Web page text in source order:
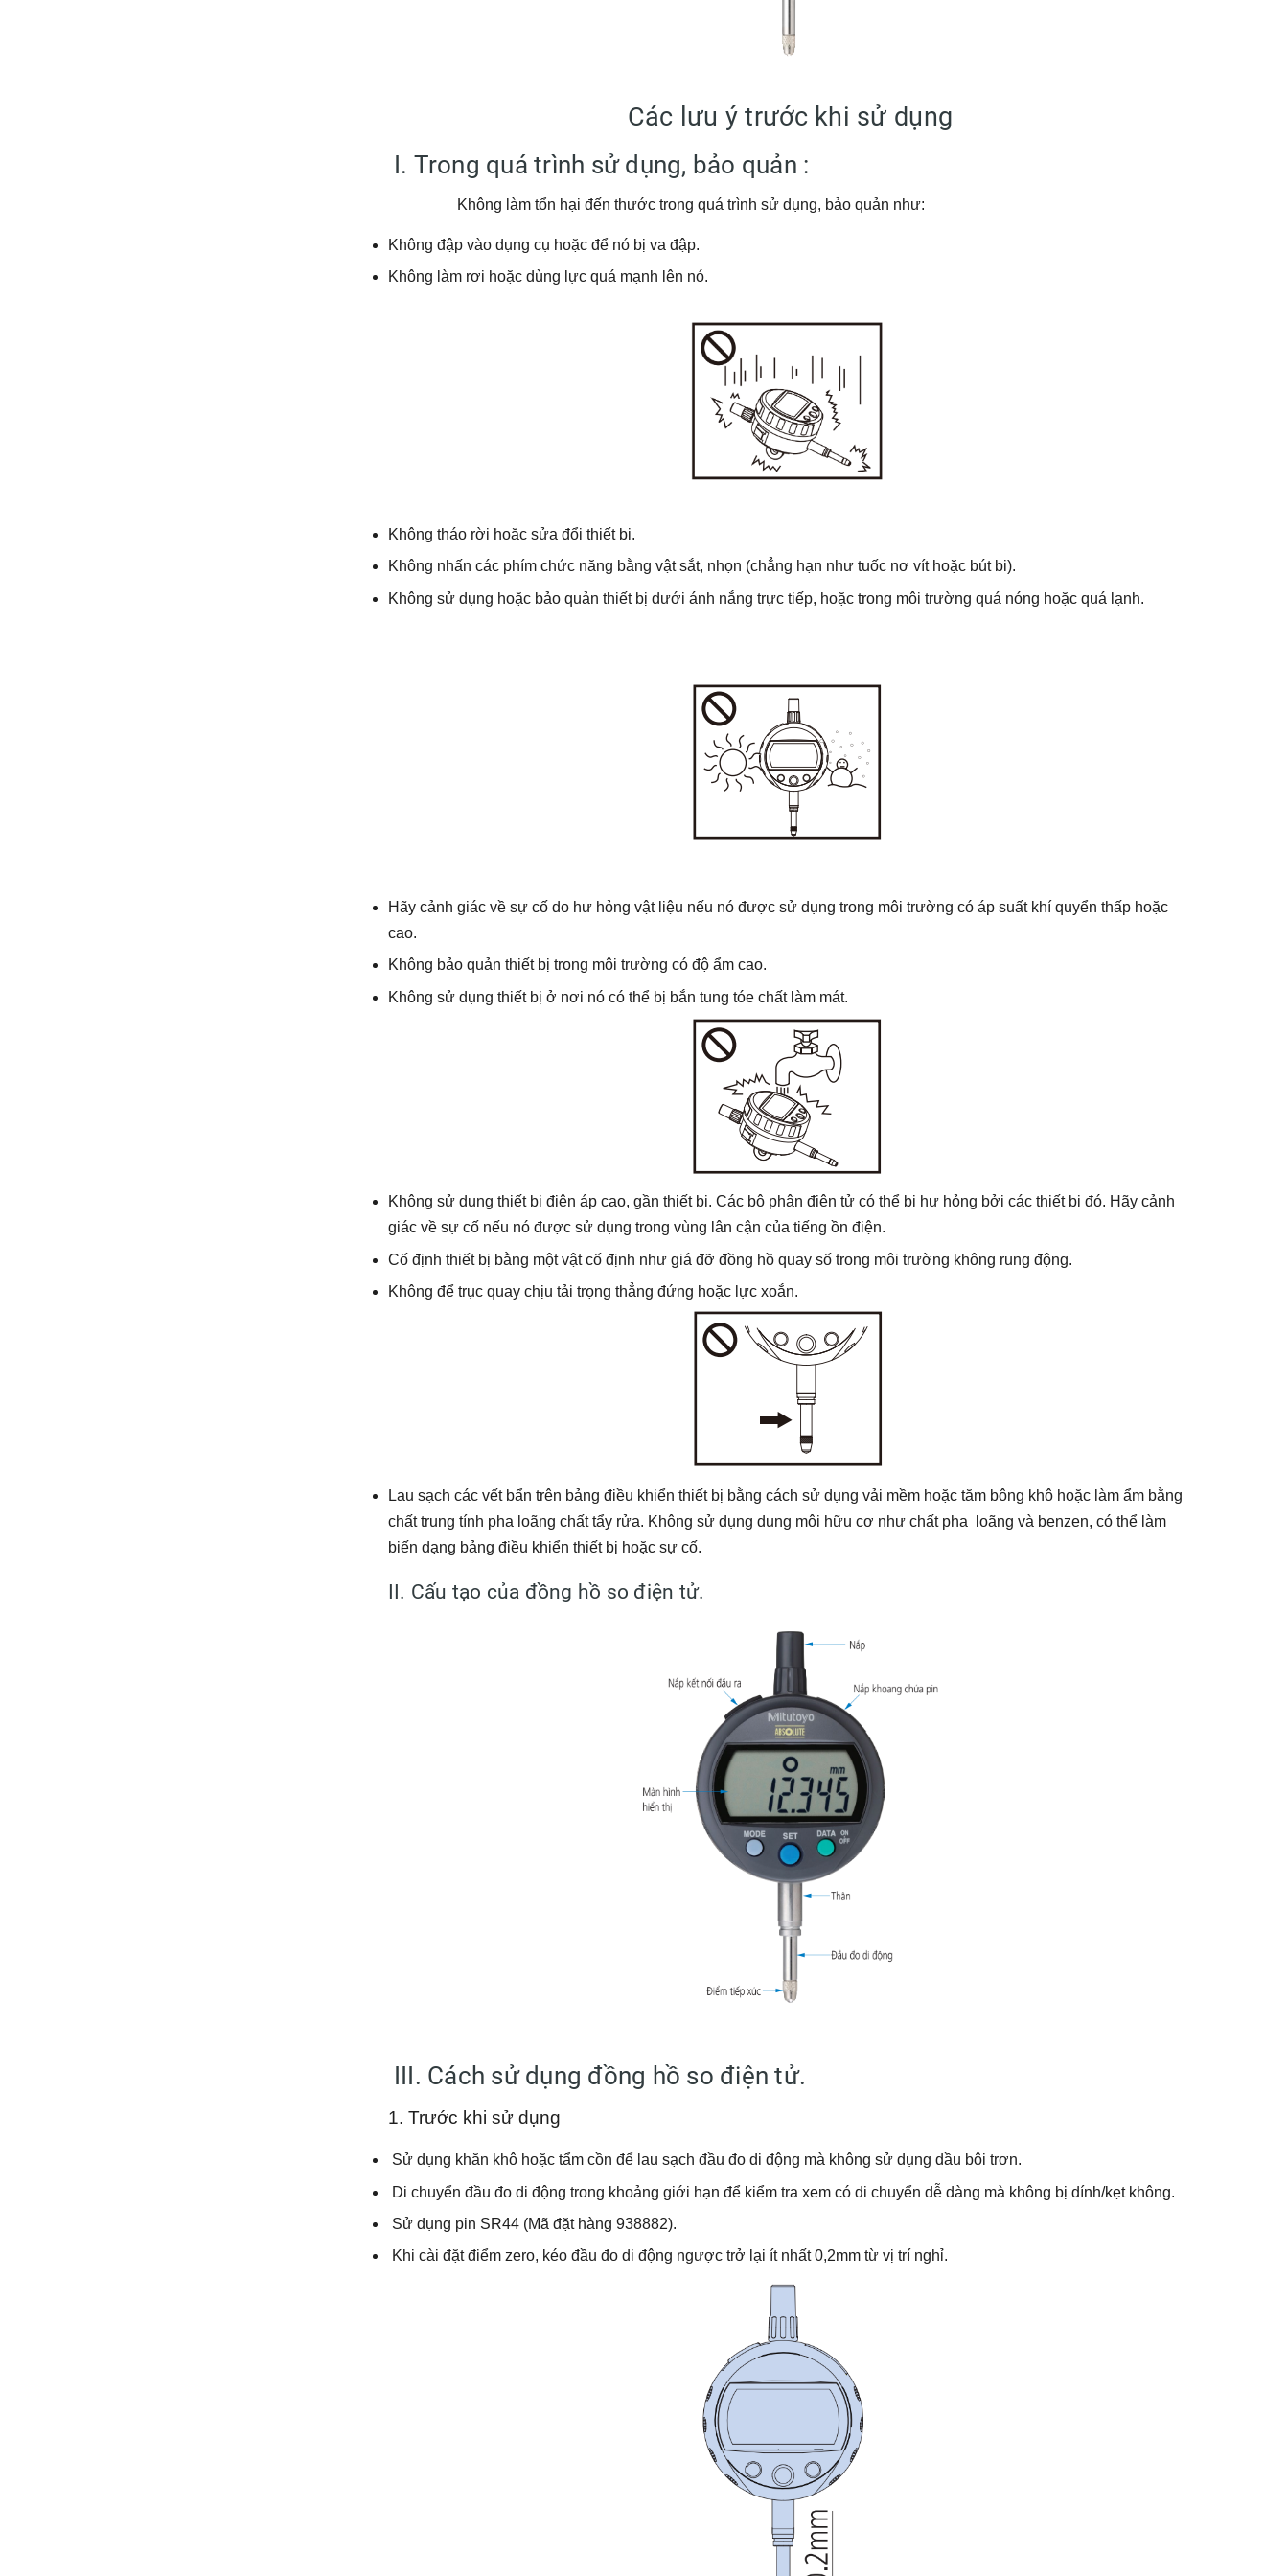
Các lưu ý trước khi sử dụng
I. Trong quá trình sử dụng, bảo quản :
Không làm tổn hại đến thước trong quá trình sử dụng, bảo quản như:
Không đập vào dụng cụ hoặc để nó bị va đập.
Không làm rơi hoặc dùng lực quá mạnh lên nó.
Không tháo rời hoặc sửa đổi thiết bị.
Không nhấn các phím chức năng bằng vật sắt, nhọn (chẳng hạn như tuốc nơ vít hoặc bút bi).
Không sử dụng hoặc bảo quản thiết bị dưới ánh nắng trực tiếp, hoặc trong môi trường quá nóng hoặc quá lạnh.
Hãy cảnh giác về sự cố do hư hỏng vật liệu nếu nó được sử dụng trong môi trường có áp suất khí quyển thấp hoặc
cao.
Không bảo quản thiết bị trong môi trường có độ ẩm cao.
Không sử dụng thiết bị ở nơi nó có thể bị bắn tung tóe chất làm mát.
Không sử dụng thiết bị điện áp cao, gần thiết bị. Các bộ phận điện tử có thể bị hư hỏng bởi các thiết bị đó. Hãy cảnh
giác về sự cố nếu nó được sử dụng trong vùng lân cận của tiếng ồn điện.
Cố định thiết bị bằng một vật cố định như giá đỡ đồng hồ quay số trong môi trường không rung động.
Không để trục quay chịu tải trọng thẳng đứng hoặc lực xoắn.
Lau sạch các vết bẩn trên bảng điều khiển thiết bị bằng cách sử dụng vải mềm hoặc tăm bông khô hoặc làm ẩm bằng
chất trung tính pha loãng chất tẩy rửa. Không sử dụng dung môi hữu cơ như chất pha loãng và benzen, có thể làm
biến dạng bảng điều khiển thiết bị hoặc sự cố.
II. Cấu tạo của đồng hồ so điện tử.
III. Cách sử dụng đồng hồ so điện tử.
1. Trước khi sử dụng
Sử dụng khăn khô hoặc tẩm cồn để lau sạch đầu đo di động mà không sử dụng dầu bôi trơn.
Di chuyển đầu đo di động trong khoảng giới hạn để kiểm tra xem có di chuyển dễ dàng mà không bị dính/kẹt không.
Sử dụng pin SR44 (Mã đặt hàng 938882).
Khi cài đặt điểm zero, kéo đầu đo di động ngược trở lại ít nhất 0,2mm từ vị trí nghỉ.